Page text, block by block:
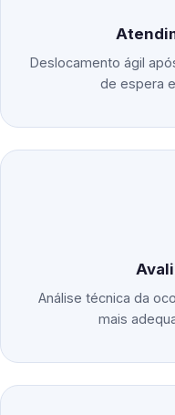
Deslocamento ágil
de espera
Análise técnica da
mais